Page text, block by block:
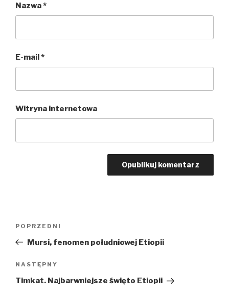
Nazwa*
E-mail*
Witryna internetowa
Poprzedni
wpis
POPRZEDNI
Mursi, fenomen południowej Etiopii
Następny
wpis
NASTĘPNY
Timkat. Najbarwniejsze święto Etiopii